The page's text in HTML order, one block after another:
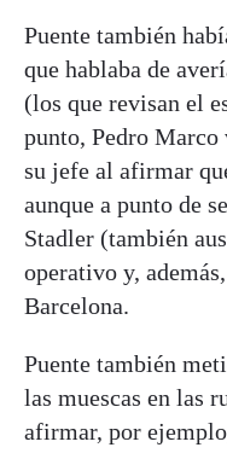
Puente también
que hablaba de
(los que revisan el
punto, Pedro
su jefe al afirmar
aunque a punto de
Stadler (también
operativo y,
Barcelona.
Puente también
las muescas en las
afirmar, por